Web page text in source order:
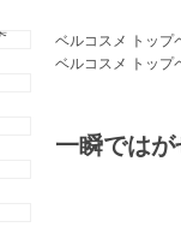
ベルコスメ トップ
ベルコスメ トップ
一瞬では